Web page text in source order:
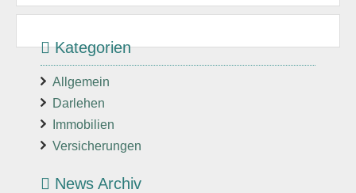
Kategorien
Allgemein
Darlehen
Immobilien
Versicherungen
News Archiv